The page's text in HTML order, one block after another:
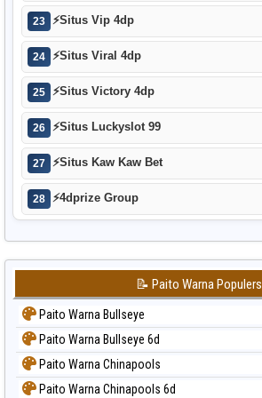
23 ⚡Situs Vip 4dp
24 ⚡Situs Viral 4dp
25 ⚡Situs Victory 4dp
26 ⚡Situs Luckyslot 99
27 ⚡Situs Kaw Kaw Bet
28 ⚡4dprize Group
📝 Paito Warna Populers
Paito Warna Bullseye
Paito Warna Bullseye 6d
Paito Warna Chinapools
Paito Warna Chinapools 6d